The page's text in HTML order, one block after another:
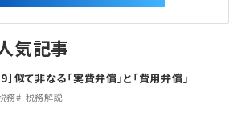
会
気記事
］似て非なる「実費弁償」と「費用弁償」
務 税務解説